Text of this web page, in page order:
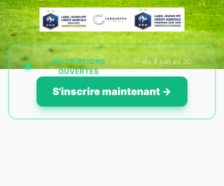
INSCRIPTIONS
OUVERTES
— du 4 juin au 30
avril
S'inscrire maintenant →